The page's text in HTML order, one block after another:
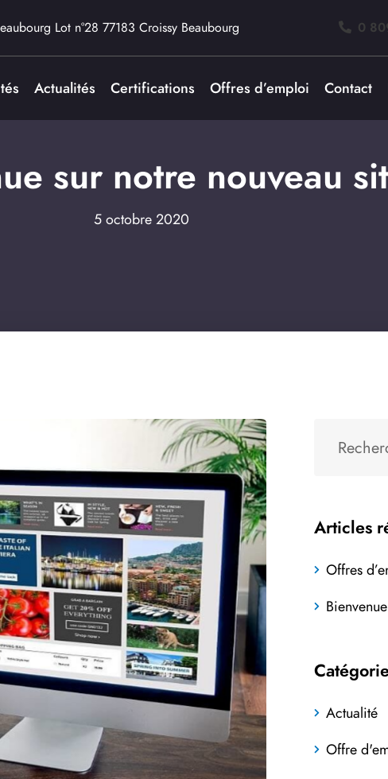
Lot n°28 77183 Croissy Beaubourg 0
Actualités Certifications Offres d’emploi Contact
sur notre nouveau
5 octobre 2020
Articles
Offres
Actualité
Offre